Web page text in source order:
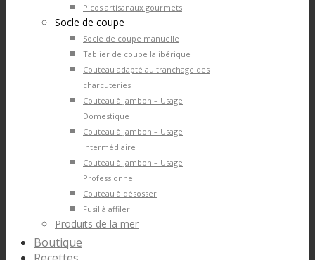
Picos artisanaux gourmets
Socle de coupe
Socle de coupe manuelle
Tablier de coupe la ibérique
Couteau adapté au tranchage des
charcuteries
Couteau à Jambon – Usage
Domestique
Couteau à Jambon – Usage
Intermédiaire
Couteau à Jambon – Usage
Professionnel
Couteau à désosser
Fusil à affiler
Produits de la mer
Boutique